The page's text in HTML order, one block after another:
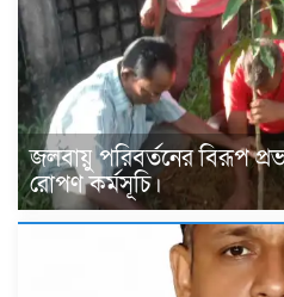
জলবায়ু পরিবর্তনের বিরূপ
রোপণ কর্মসূচি।